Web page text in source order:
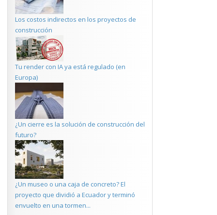
Los costos indirectos en los proyectos de
construcción
Tu render con IA ya está regulado (en
Europa)
¿Un cierre es la solución de construcción del
futuro?
¿Un museo o una caja de concreto? El
proyecto que dividió a Ecuador y terminó
envuelto en una tormen...